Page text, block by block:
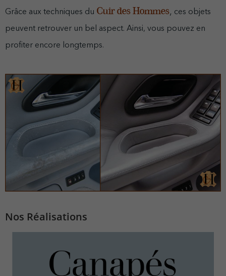
Grâce aux techniques du Cuir des Hommes, ces objets
peuvent retrouver un bel aspect. Ainsi, vous pouvez en
profiter encore longtemps.
Nos Réalisations